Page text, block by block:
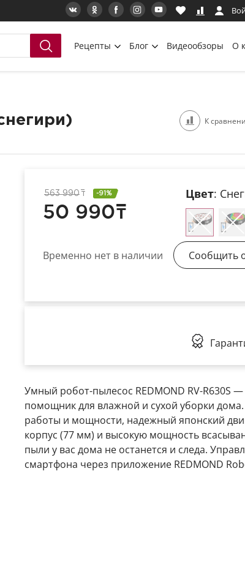
Рецепты Блог Видеообзоры О
К
50 990т
563 990 т -91% Цвет:
Временно нет в наличии Сообщить
Умный робот-пылесос REDMOND RV-R630S
помощник для влажной и сухой уборки
работы и мощности, надежный японский
корпус (77 мм) и высокую мощность
пыли у вас дома не останется и следа.
смартфона через приложение REDMOND